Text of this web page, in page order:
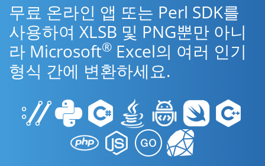
무료 온라인 앱 또는 Perl SDK를
사용하여 XLSB 및 PNG뿐만 아니
라 Microsoft® Excel의 여러 인기
형식 간에 변환하세요.